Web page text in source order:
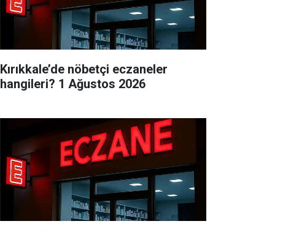
Kırıkkale’de nöbetçi eczaneler
hangileri? 1 Ağustos 2026